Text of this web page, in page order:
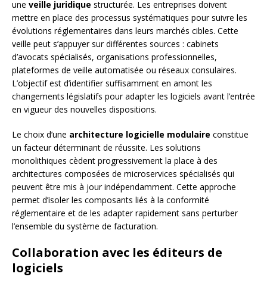
une veille juridique structurée. Les entreprises doivent
mettre en place des processus systématiques pour suivre les
évolutions réglementaires dans leurs marchés cibles. Cette
veille peut s’appuyer sur différentes sources : cabinets
d’avocats spécialisés, organisations professionnelles,
plateformes de veille automatisée ou réseaux consulaires.
L’objectif est d’identifier suffisamment en amont les
changements législatifs pour adapter les logiciels avant l’entrée
en vigueur des nouvelles dispositions.
Le choix d’une architecture logicielle modulaire constitue
un facteur déterminant de réussite. Les solutions
monolithiques cèdent progressivement la place à des
architectures composées de microservices spécialisés qui
peuvent être mis à jour indépendamment. Cette approche
permet d’isoler les composants liés à la conformité
réglementaire et de les adapter rapidement sans perturber
l’ensemble du système de facturation.
Collaboration avec les éditeurs de
logiciels